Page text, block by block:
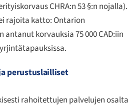
CHRA:n 53 §:n nojalla).
rajoita katto: Ontarion
korvauksia 75 000 CAD:iin
perustuslailliset
rahoitettujen palvelujen osalta